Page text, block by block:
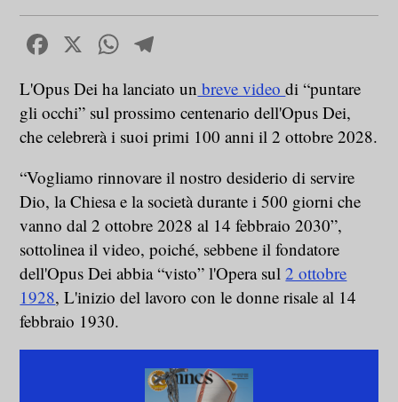
Facebook
X WhatsApp
L'Opus Dei ha lanciato un breve videodi “puntare
gli occhi” sul prossimo centenario dell'Opus Dei,
che celebrerà i suoi primi 100 anni il 2 ottobre 2028.
“Vogliamo rinnovare il nostro desiderio di servire
Dio, la Chiesa e la società durante i 500 giorni che
vanno dal 2 ottobre 2028 al 14 febbraio 2030”,
sottolinea il video, poiché, sebbene il fondatore
dell'Opus Dei abbia “visto” l'Opera sul2 ottobre
1928, L'inizio del lavoro con le donne risale al 14
febbraio 1930.